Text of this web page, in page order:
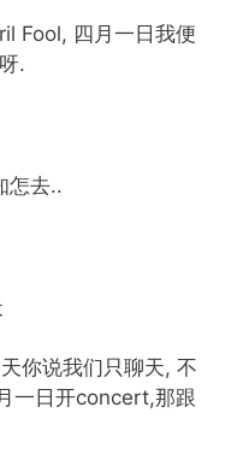
Fool, 四月一日我便
.
怎去..
你说我们只聊天, 不
一日开concert,那跟